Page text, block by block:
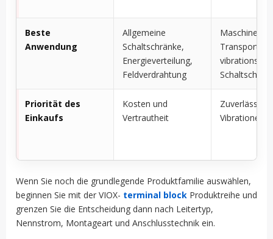
Beste
Anwendung
Allgemeine
Schaltschränke,
Energieverteilung,
Feldverdrahtung
Priorität des
Einkaufs
Kosten und
Vertrautheit
Vibrationen
Wenn Sie noch die grundlegende Produktfamilie auswählen,
beginnen Sie mit der VIOX- terminal block Produktreihe und
grenzen Sie die Entscheidung dann nach Leitertyp,
Nennstrom, Montageart und Anschlusstechnik ein.